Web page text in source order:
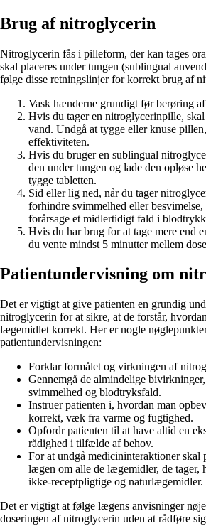
Brug af nitroglycerin
Nitroglycerin fås i pilleform, der kan tages
skal placeres under tungen (sublingual
følge disse retningslinjer for korrekt brug af
Vask hænderne grundigt før berøring
Hvis du tager en nitroglycerinpille,
vand. Undgå at tygge eller knuse
effektiviteten.
Hvis du bruger en sublingual
den under tungen og lade den opløse
tygge tabletten.
Sid eller lig ned, når du tager
forhindre svimmelhed eller
forårsage et midlertidigt fald i
Hvis du har brug for at tage mere end
du vente mindst 5 minutter mellem
Patientundervisning om
Det er vigtigt at give patienten en grundig
nitroglycerin for at sikre, at de forstår,
lægemidlet korrekt. Her er nogle
patientundervisningen:
Forklar formålet og virkningen af
Gennemgå de almindelige
svimmelhed og blodtryksfald.
Instruer patienten i, hvordan man
korrekt, væk fra varme og fugtighed.
Opfordr patienten til at have altid en
rådighed i tilfælde af behov.
For at undgå medicininteraktioner skal
lægen om alle de lægemidler, de tager,
ikke-receptpligtige og naturlægemidler.
Det er vigtigt at følge lægens anvisninger
doseringen af nitroglycerin uden at rådføre